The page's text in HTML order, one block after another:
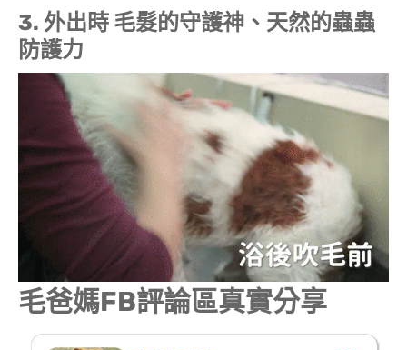
3. 外出時 毛髮的守護神、天然的蟲蟲
防護力
毛爸媽FB評論區真實分享